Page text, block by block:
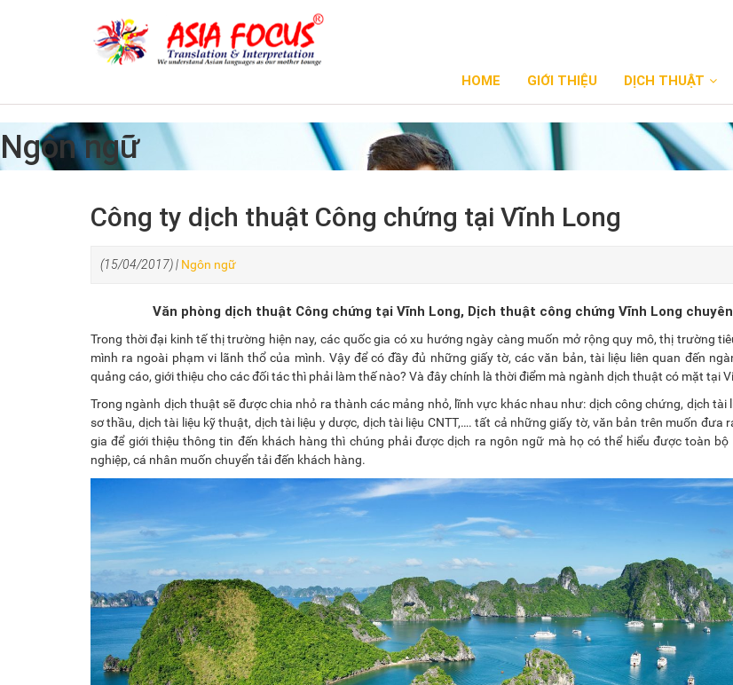
HOME GIỚI THIỆU DỊCH THUẬT
Ngôn ngữ
Công ty dịch thuật Công chứng tại Vĩnh Long
(15/04/2017) | Ngôn ngữ
Văn phòng dịch thuật Công chứng tại Vĩnh Long, Dịch thuật công chứng Vĩnh Long
Trong thời đại kinh tế thị trường hiện nay, các quốc gia có xu hướng ngày càng muốn mở rộng quy mô, thị trường
mình ra ngoài phạm vi lãnh thổ của mình. Vậy để có đầy đủ những giấy tờ, các văn bản, tài liệu liên quan đến
quảng cáo, giới thiệu cho các đối tác thì phải làm thế nào? Và đây chính là thời điểm mà ngành dịch thuật có mặt tại
Trong ngành dịch thuật sẽ được chia nhỏ ra thành các mảng nhỏ, lĩnh vực khác nhau như: dịch công chứng, dịch tài
sơ thầu, dịch tài liệu kỹ thuật, dịch tài liệu y dược, dịch tài liệu CNTT,…. tất cả những giấy tờ, văn bản trên muốn đưa
gia để giới thiệu thông tin đến khách hàng thì chúng phải được dịch ra ngôn ngữ mà họ có thể hiểu được toàn
nghiệp, cá nhân muốn chuyển tải đến khách hàng.